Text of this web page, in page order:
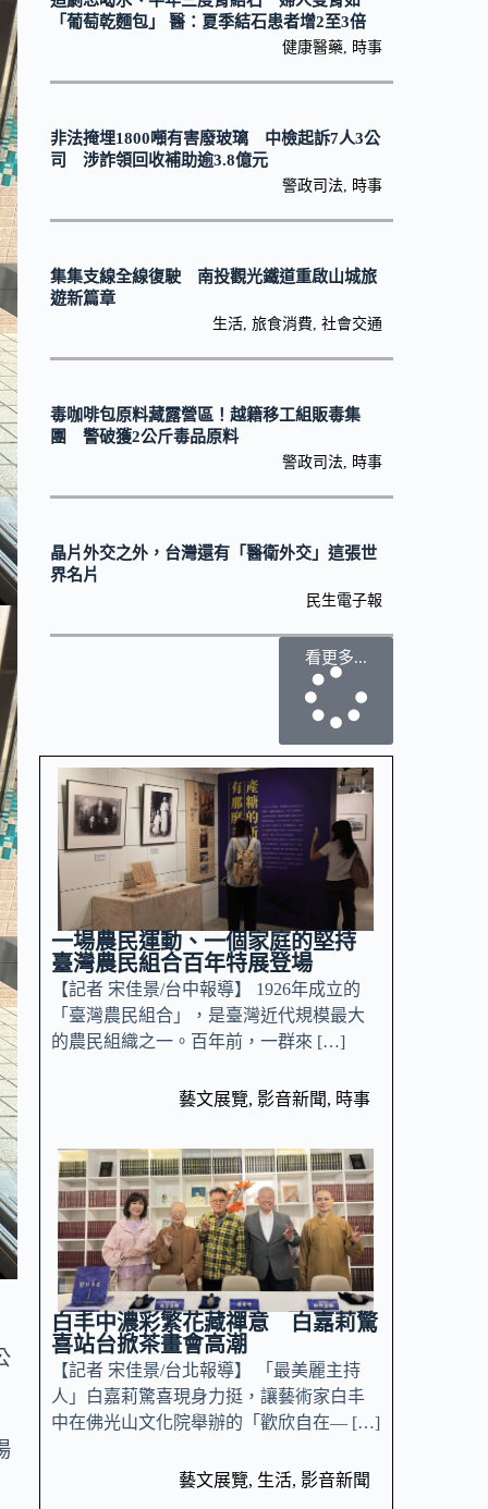
「葡萄乾麵包」 醫：夏季結石患者增2至3倍
健康醫藥, 時事
非法掩埋1800噸有害廢玻璃 中檢起訴7人3公
司 涉詐領回收補助逾3.8億元
警政司法, 時事
集集支線全線復駛 南投觀光鐵道重啟山城旅
遊新篇章
生活, 旅食消費, 社會交通
毒咖啡包原料藏露營區！越籍移工組販毒集
團 警破獲2公斤毒品原料
警政司法, 時事
晶片外交之外，台灣還有「醫衛外交」這張世
界名片
民生電子報
看更多...
一場農民運動、一個家庭的堅持
臺灣農民組合百年特展登場
【記者 宋佳景/台中報導】 1926年成立的
「臺灣農民組合」，是臺灣近代規模最大
的農民組織之一。百年前，一群來 […]
藝文展覽, 影音新聞, 時事
白丰中濃彩繁花藏禪意 白嘉莉驚
喜站台掀茶畫會高潮
【記者 宋佳景/台北報導】 「最美麗主持
人」白嘉莉驚喜現身力挺，讓藝術家白丰
中在佛光山文化院舉辦的「歡欣自在— […]
藝文展覽, 生活, 影音新聞